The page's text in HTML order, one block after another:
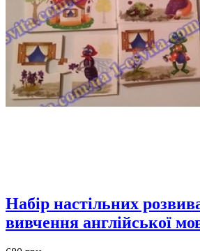
Набір настільних
вивчення англійської